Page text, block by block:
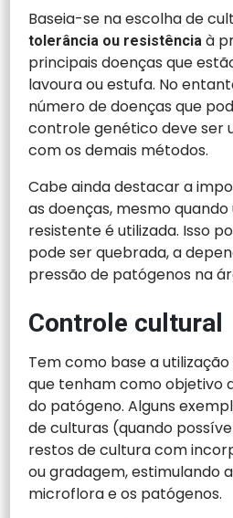
Baseia-se na escolha de
tolerância ou resistênciaà
principais doenças que
lavoura ou estufa. No
número de doenças que
controle genético deve ser
com os demais métodos.
Cabe ainda destacar a
as doenças, mesmo
resistente é utilizada. Isso
pode ser quebrada, a
pressão de patógenos na
Controle cultural
Tem como base a
que tenham como objetivo
do patógeno. Alguns
de culturas (quando
restos de cultura com
ou gradagem, estimulando
microflora e os patógenos.